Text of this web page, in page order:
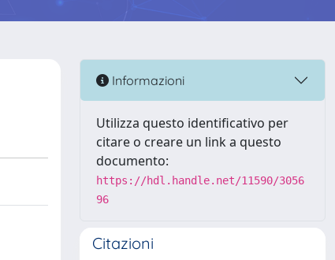
Informazioni
Utilizza questo identificativo per
citare o creare un link a questo
documento:
https://hdl.handle.net/11590/3056
96
Citazioni